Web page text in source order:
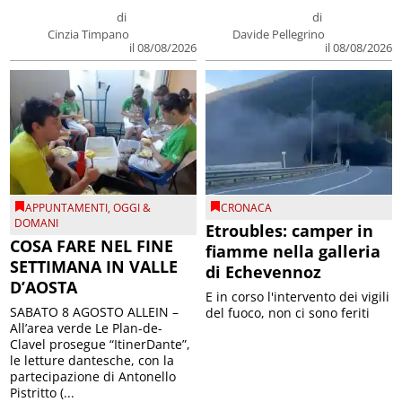
di
Cinzia Timpano
il 08/08/2026
di
Davide Pellegrino
il 08/08/2026
APPUNTAMENTI,OGGI &
DOMANI
COSA FARE NEL FINE
SETTIMANA IN VALLE
D’AOSTA
SABATO 8 AGOSTO ALLEIN –
All’area verde Le Plan-de-
Clavel prosegue “ItinerDante”,
le letture dantesche, con la
partecipazione di Antonello
Pistritto (...
CRONACA
Etroubles: camper in
fiamme nella galleria
di Echevennoz
E in corso l'intervento dei vigili
del fuoco, non ci sono feriti